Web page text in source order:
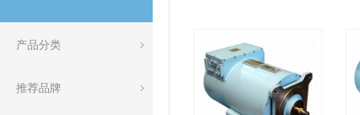
产品分类
推荐品牌